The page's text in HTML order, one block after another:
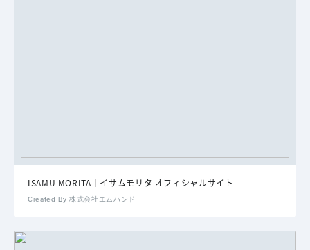
ISAMU MORITA｜イサムモリタ オフィシャルサイト
Created By 株式会社エムハンド